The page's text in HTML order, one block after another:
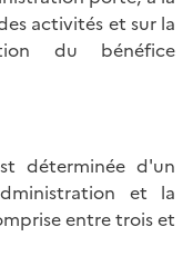
activités et sur la
du bénéfice
déterminée d'un
et la
entre trois et